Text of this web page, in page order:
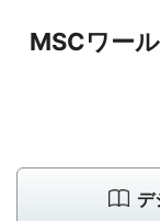
MSCワー
デ